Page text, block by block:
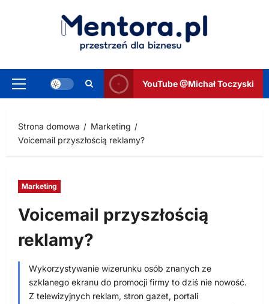
Menu
YouTube @Michał Toczyski
Strona domowa
Marketing
Voicemail przyszłością reklamy?
Marketing
Voicemail przyszłością
reklamy?
Wykorzystywanie wizerunku osób znanych ze
szklanego ekranu do promocji firmy to dziś nie nowość.
Z telewizyjnych reklam, stron gazet, portali